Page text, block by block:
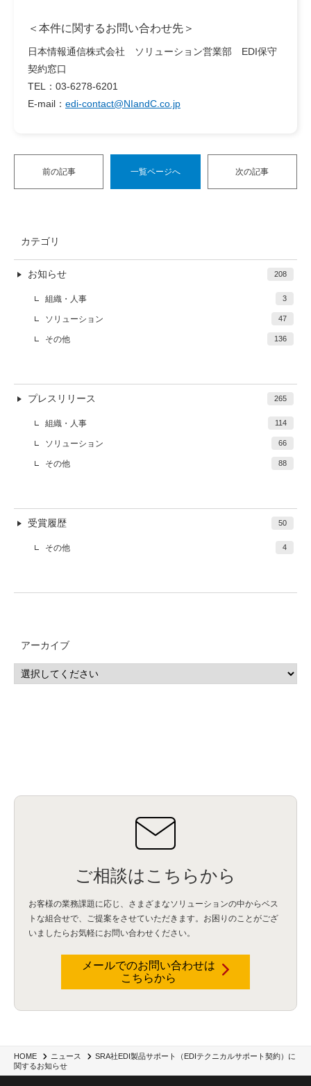
HOME ニュース
SRA社EDI製品サポート（EDIテクニカルサポート契約）に
関するお知らせ
＜本件に関するお問い合わせ先＞
日本情報通信株式会社 ソリューション営業部 EDI保守
契約窓口
TEL：03-6278-6201
E-mail： edi-contact@NIandC.co.jp
前の記事 一覧ページへ 次の記事
カテゴリ
お知らせ 208
組織・人事 3
ソリューション 47
その他 136
プレスリリース 265
組織・人事 114
ソリューション 66
その他 88
受賞履歴 50
その他 4
アーカイブ
ご相談はこちらから
お客様の業務課題に応じ、さまざまなソリューションの中からベス
トな組合せで、
ご提案をさせていただきます。お困りのことがござ
いましたらお気軽にお問い合わせください。
メールでのお問い合わせは
こちらから